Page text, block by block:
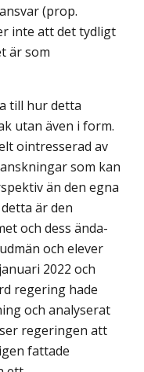
(prop.
inte att det tydligt
är som
till hur detta
utan även i form.
ointresserad av
som kan
än den egna
är den
och dess ända­
och elever
2022 och
regering hade
och analyserat
regeringen att
fattade